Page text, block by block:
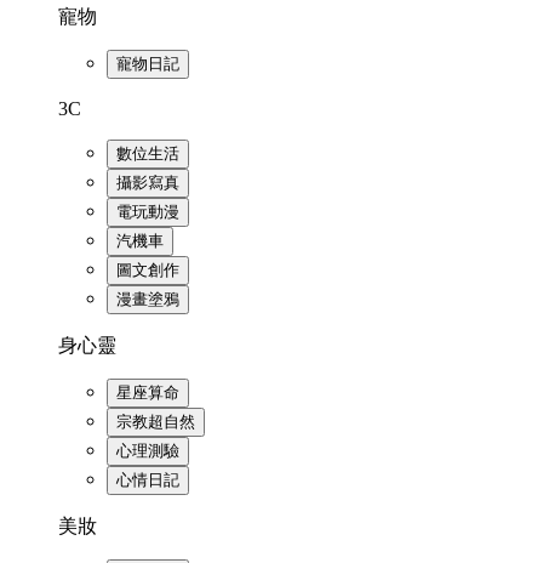
寵物
寵物日記
3C
數位生活
攝影寫真
電玩動漫
汽機車
圖文創作
漫畫塗鴉
身心靈
星座算命
宗教超自然
心理測驗
心情日記
美妝